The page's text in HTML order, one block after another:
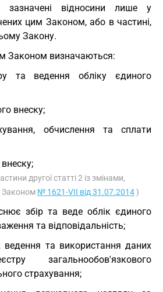
зазначені відносини лише у
цим Законом, або в частині,
Закону.
Законом визначаються:
та ведення обліку єдиного
внеску;
обчислення та сплати
другої статті 2 із змінами,
Законом № 1621-VII від 31.07.2014)
збір та веде облік єдиного
та відповідальність;
ведення та використання даних
загальнообов'язкового
страхування;